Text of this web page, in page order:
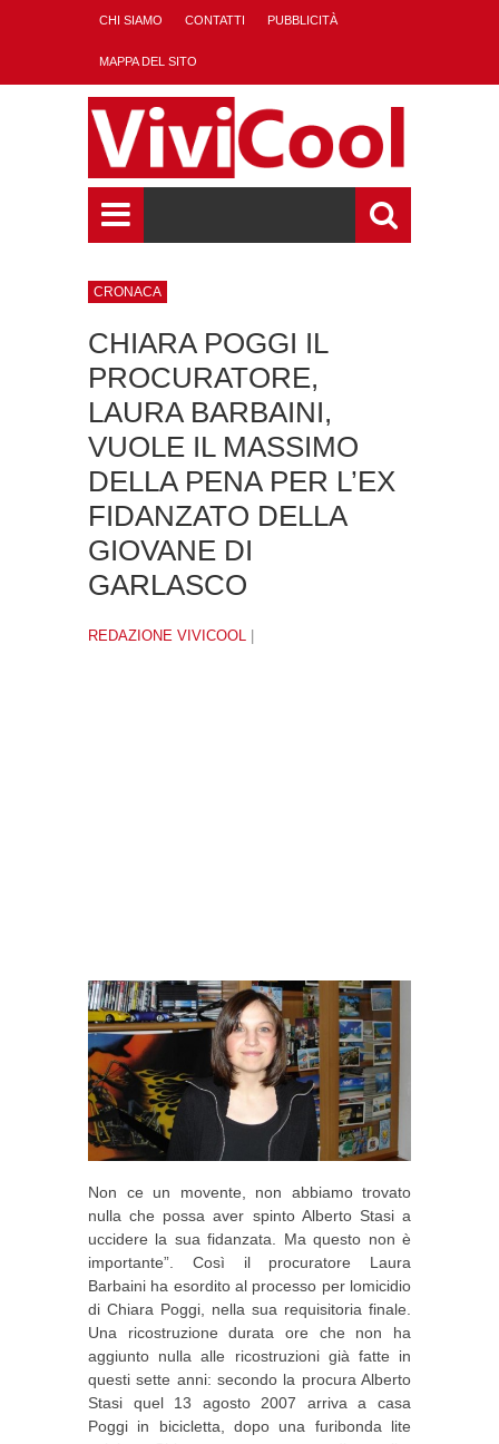
CHI SIAMO CONTATTI PUBBLICITÀ
MAPPA DEL SITO
CRONACA
CHIARA POGGI IL
PROCURATORE,
LAURA BARBAINI,
VUOLE IL MASSIMO
DELLA PENA PER L’EX
FIDANZATO DELLA
GIOVANE DI
GARLASCO
REDAZIONE VIVICOOL
Non ce un movente, non abbiamo trovato
nulla che possa aver spinto Alberto Stasi a
uccidere la sua fidanzata. Ma questo non è
importante”. Così il procuratore Laura
Barbaini ha esordito al processo per lomicidio
di Chiara Poggi, nella sua requisitoria finale.
Una ricostruzione durata ore che non ha
aggiunto nulla alle ricostruzioni già fatte in
questi sette anni: secondo la procura Alberto
Stasi quel 13 agosto 2007 arriva a casa
Poggi in bicicletta, dopo una furibonda lite